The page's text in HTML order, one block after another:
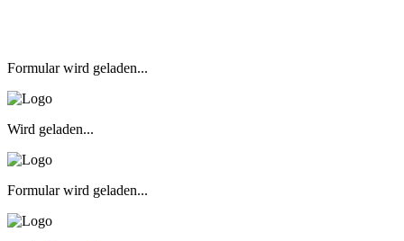
Formular wird geladen...
Wird geladen...
Formular wird geladen...